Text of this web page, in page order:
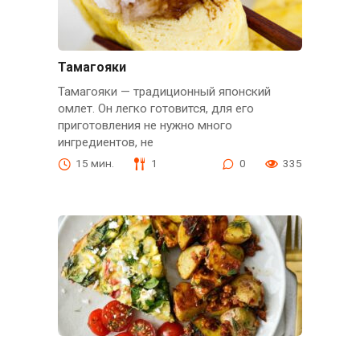
Тамагояки
Тамагояки — традиционный японский
омлет. Он легко готовится, для его
приготовления не нужно много
ингредиентов, не
15 мин. 1 0 335